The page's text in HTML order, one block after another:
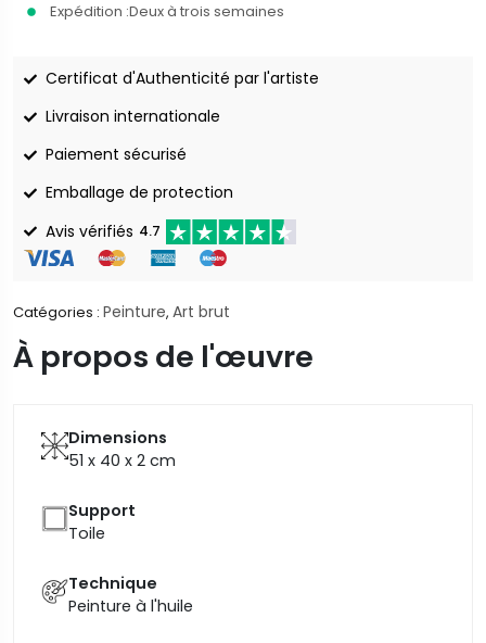
Expédition :Deux à trois semaines
Certificat d'Authenticité par l'artiste
Livraison internationale
Paiement sécurisé
Emballage de protection
Avis vérifiés 4.7
Catégories : Peinture, Art brut
À propos de l'œuvre
Dimensions
51 x 40 x 2 cm
Support
Toile
Technique
Peinture à l'huile